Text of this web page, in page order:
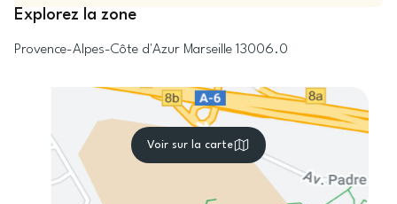
Explorez la zone
Provence-Alpes-Côte d'Azur Marseille 13006.0
Voir sur la carte